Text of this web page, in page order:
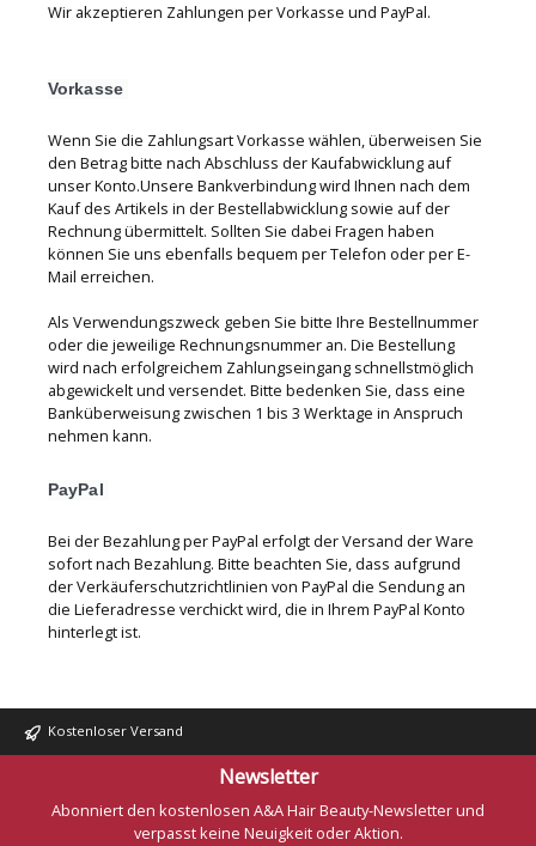
Wir akzeptieren Zahlungen per Vorkasse und PayPal.
Vorkasse
Wenn Sie die Zahlungsart Vorkasse wählen, überweisen Sie
den Betrag bitte nach Abschluss der Kaufabwicklung auf
unser Konto.Unsere Bankverbindung wird Ihnen nach dem
Kauf des Artikels in der Bestellabwicklung sowie auf der
Rechnung übermittelt. Sollten Sie dabei Fragen haben
können Sie uns ebenfalls bequem per Telefon oder per E-
Mail erreichen.
Als Verwendungszweck geben Sie bitte Ihre Bestellnummer
oder die jeweilige Rechnungsnummer an. Die Bestellung
wird nach erfolgreichem Zahlungseingang schnellstmöglich
abgewickelt und versendet. Bitte bedenken Sie, dass eine
Banküberweisung zwischen 1 bis 3 Werktage in Anspruch
nehmen kann.
PayPal
Bei der Bezahlung per PayPal erfolgt der Versand der Ware
sofort nach Bezahlung. Bitte beachten Sie, dass aufgrund
der Verkäuferschutzrichtlinien von PayPal die Sendung an
die Lieferadresse verchickt wird, die in Ihrem PayPal Konto
hinterlegt ist.
Kostenloser Versand
Newsletter
Abonniert den kostenlosen A&A Hair Beauty-Newsletter und
verpasst keine Neuigkeit oder Aktion.